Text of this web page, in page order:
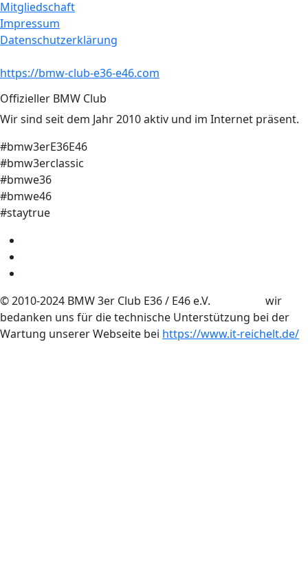
Mitgliedschaft
Impressum
Datenschutzerklärung
https://bmw-club-e36-e46.com
Offizieller BMW Club
Wir sind seit dem Jahr 2010 aktiv und im Internet präsent.
#bmw3erE36E46
#bmw3erclassic
#bmwe36
#bmwe46
#staytrue
© 2010-2024 BMW 3er Club E36 / E46 e.V. wir
bedanken uns für die technische Unterstützung bei der
Wartung unserer Webseite bei https://www.it-reichelt.de/